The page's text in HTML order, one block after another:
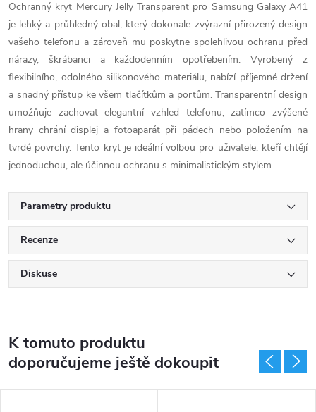
Ochranný kryt Mercury Jelly Transparent pro Samsung Galaxy A41
je lehký a průhledný obal, který dokonale zvýrazní přirozený design
vašeho telefonu a zároveň mu poskytne spolehlivou ochranu před
nárazy, škrábanci a každodenním opotřebením. Vyrobený z
flexibilního, odolného silikonového materiálu, nabízí příjemné držení
a snadný přístup ke všem tlačítkům a portům. Transparentní design
umožňuje zachovat elegantní vzhled telefonu, zatímco zvýšené
hrany chrání displej a fotoaparát při pádech nebo položením na
tvrdé povrchy. Tento kryt je ideální volbou pro uživatele, kteří chtějí
jednoduchou, ale účinnou ochranu s minimalistickým stylem.
Parametry produktu
Recenze
Diskuse
K tomuto produktu
doporučujeme ještě dokoupit